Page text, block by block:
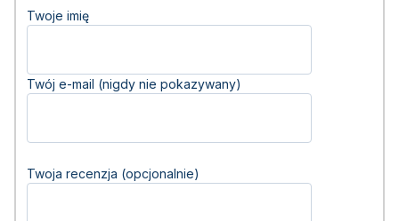
Twoje imię
Twój e-mail (nigdy nie pokazywany)
Twoja recenzja (opcjonalnie)